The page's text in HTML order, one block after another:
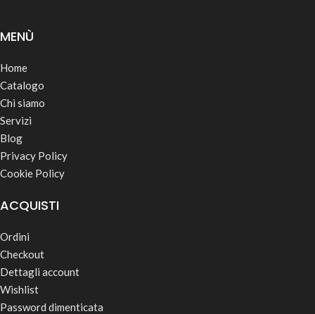
MENÙ
Home
Catalogo
Chi siamo
Servizi
Blog
Privacy Policy
Cookie Policy
ACQUISTI
Ordini
Checkout
Dettagli account
Wishlist
Password dimenticata